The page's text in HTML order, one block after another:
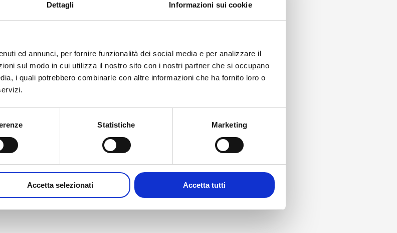
Dettagli Informazioni sui cookie
ed annunci, per fornire funzionalità dei social media e per analizzare il
sul modo in cui utilizza il nostro sito con i nostri partner che si occupano
i quali potrebbero combinarle con altre informazioni che ha fornito loro o
Statistiche Marketing
Accetta selezionati Accetta tutti
spezialisiert hat, übernahm die Entwicklung von iAM
von immersiven Videos und der Postproduktion bis hin zur
der CPHI Mailand 2024
vorgestellt, wo ein spezieller
Teilnehmer diese außergewöhnliche immersive Erfahrung
schlagen AM und MMN einen neuen Weg für den Bereich der
einmal mehr, dass die Zukunft hier ist und erforscht werden
in unsere Produktionsprozesse stärkt nicht nur unsere
in jeder Phase ihrer Reise mit AM ein noch nie
bei AM.